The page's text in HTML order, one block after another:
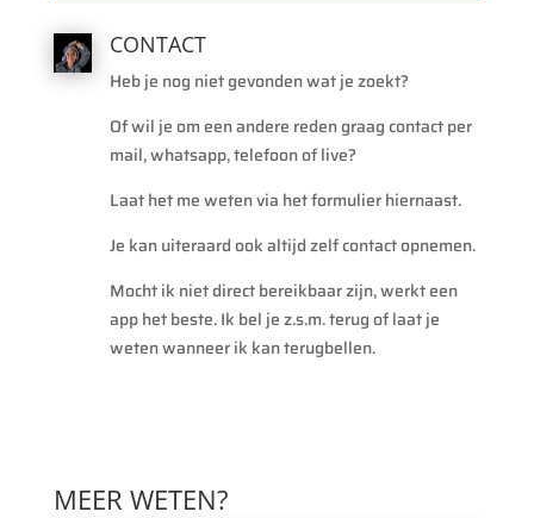
CONTACT
Heb je nog niet gevonden wat je zoekt?
Of wil je om een andere reden graag contact per
mail, whatsapp, telefoon of live?
Laat het me weten via het formulier hiernaast.
Je kan uiteraard ook altijd zelf contact opnemen.
Mocht ik niet direct bereikbaar zijn, werkt een
app het beste. Ik bel je z.s.m. terug of laat je
weten wanneer ik kan terugbellen.
MEER WETEN?